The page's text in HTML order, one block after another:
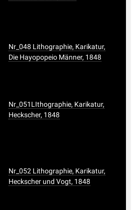
Nr_048 Lithographie, Karikatur,
Die Hayopopeio Männer, 1848
Nr_051LIthographie, Karikatur,
Heckscher, 1848
Nr_052 Lithographie, Karikatur,
Heckscher und Vogt, 1848